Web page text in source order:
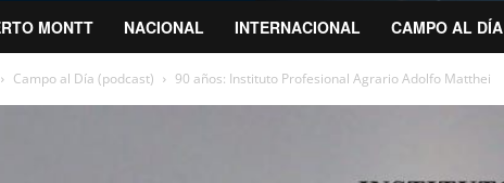
MONTT NACIONAL INTERNACIONAL CAMPO AL DÍA
Campo al Día (podcast) 90 años: Instituto Profesional Agrario Adolfo Matthei